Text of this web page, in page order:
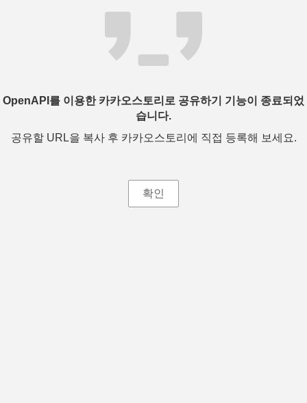
OpenAPI를 이용한 카카오스토리로 공유하기 기능이 종료되었
습니다.
공유할 URL을 복사 후 카카오스토리에 직접 등록해 보세요.
확인